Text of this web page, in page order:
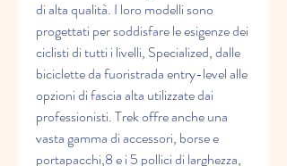
di alta qualità. I loro modelli sono
progettati per soddisfare le esigenze dei
ciclisti di tutti i livelli, Specialized, dalle
biciclette da fuoristrada entry-level alle
opzioni di fascia alta utilizzate dai
professionisti. Trek offre anche una
vasta gamma di accessori, borse e
portapacchi,8 e i 5 pollici di larghezza,